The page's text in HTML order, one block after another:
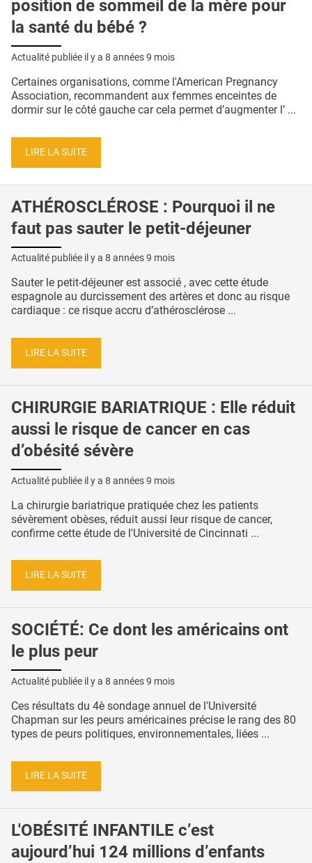
position de sommeil de la mère pour
la santé du bébé ?
Actualité publiée il y a 8 années 9 mois
Certaines organisations, comme l'American Pregnancy
Association, recommandent aux femmes enceintes de
dormir sur le côté gauche car cela permet d’augmenter l’ ...
LIRE LA SUITE
ATHÉROSCLÉROSE : Pourquoi il ne
faut pas sauter le petit-déjeuner
Actualité publiée il y a 8 années 9 mois
Sauter le petit-déjeuner est associé , avec cette étude
espagnole au durcissement des artères et donc au risque
cardiaque : ce risque accru d’athérosclérose ...
LIRE LA SUITE
CHIRURGIE BARIATRIQUE : Elle réduit
aussi le risque de cancer en cas
d’obésité sévère
Actualité publiée il y a 8 années 9 mois
La chirurgie bariatrique pratiquée chez les patients
sévèrement obèses, réduit aussi leur risque de cancer,
confirme cette étude de l'Université de Cincinnati ...
LIRE LA SUITE
SOCIÉTÉ: Ce dont les américains ont
le plus peur
Actualité publiée il y a 8 années 9 mois
Ces résultats du 4è sondage annuel de l'Université
Chapman sur les peurs américaines précise le rang des 80
types de peurs politiques, environnementales, liées ...
LIRE LA SUITE
L'OBÉSITÉ INFANTILE c’est
aujourd’hui 124 millions d’enfants